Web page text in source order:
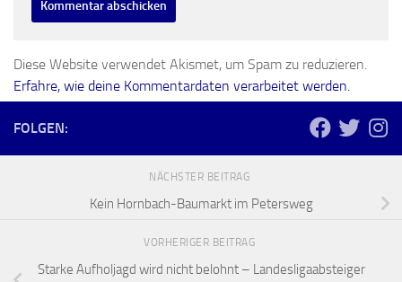
Diese Website verwendet Akismet, um Spam zu reduzieren.
Erfahre, wie deine Kommentardaten verarbeitet werden.
FOLGEN:
NÄCHSTER BEITRAG
Kein Hornbach-Baumarkt im Petersweg
VORHERIGER BEITRAG
Starke Aufholjagd wird nicht belohnt – Landesligaabsteiger